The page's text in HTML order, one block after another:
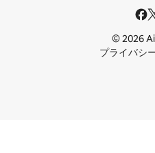
© 2026
プライバシ